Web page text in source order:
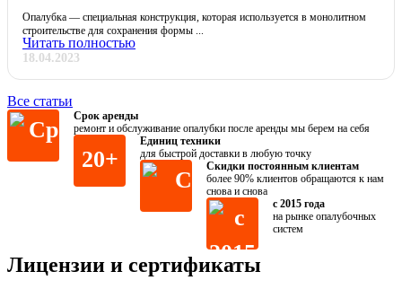
Опалубка — специальная конструкция, которая используется в монолитном
строительстве для сохранения формы ...
Читать полностью
18.04.2023
Все статьи
Срок аренды
ремонт и обслуживание опалубки после аренды мы берем на себя
20+
Единиц техники
для быстрой доставки в любую точку
Скидки постоянным клиентам
более 90% клиентов обращаются к нам
снова и снова
с 2015 года
на рынке опалубочных
систем
Лицензии и сертификаты